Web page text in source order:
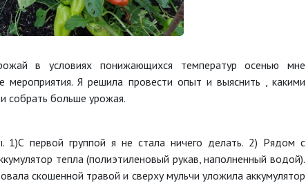
в условиях понижающихся температур осенью мне
мероприятия. Я решила провести опыт и выяснить , какими
собрать больше урожая.
первой группой я не стала ничего делать. 2) Рядом с
тепла (полиэтиленовый рукав, наполненный водой).
скошенной травой и сверху мульчи уложила аккумулятор